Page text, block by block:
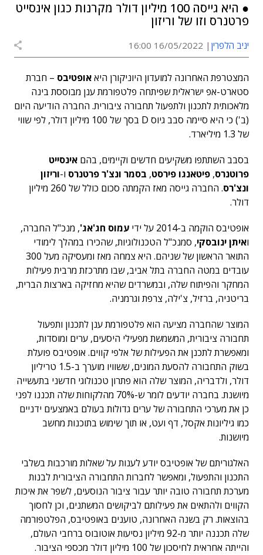
● היא גייסה 100 מיליון דולר מקרנות כגון אינסייט
פרטנרס וזו של וריזון
יניב הלפרין 16/05/2022 16:00
המצטרפת האחרונה למועדון היוניקורן היאאופטיבס – חברת
סטארט-אפ ישראלית שפיתחה פלטפורמת ענן מבוססת בינה
מלאכותית לתכנון ולתפעול תחבורה ציבורית. החברה הודיעה היום
(ב') כי היא סיימה סבב גיוס D בסך של 100 מיליון דולר, לפי שווי
של 1.3 מיליארד.
בסבב השתתפו משקיעים חדשים וקיימים, בהם אינסייט
פרוטנרס, פיטאנגו פירסט, בסמר ונצ'ר פרטנרס ו-וריזון
ונצ'רס
. החברה גייסה מאז הקמתה סכום כולל של 260 מיליון
דולר.
אופטיבס הוקמה ב-2014 על ידי
עמוס חג'אג', מנכ"ל החברה,
ואיתן ינובסקי, סמנכ"ל הטכנולוגיות, שהכירו במהלך לימודי
התואר הראשון של שניהם. היא צמחה מאז ומעסיקה מעל 300
עובדים במטה החברה בתל אביב, שבו מתרכזת מרבית פעילות
המחקר והפיתוח שלה, ובמשרדים שהיא מחזיקה בארצות הברית,
בריטניה, ברזיל, צ'ילה, צרפת וגרמניה.
המוצר שהחברה מציעה הוא פלטפורמת ענן לתכנון ותפעול
תחבורה ציבורית, המשמשת מפעילי היסעים, ערים ומוסדות,
ומאפשרת לתכנן את הפעילות של אלפי קווים. אופטיבס פועלת
בשוק התחבורה להסעת המונים, ששוויו מוערך ב-1.5 טריליון
דולר, ולדבריה, המוצר שלה הוא פתרון טכנולוגי חדשני בתעשייה
מיושנת. בחברה יודעים לומר ש-70% מהלקוחות שלה תכננו לפני
כן את מערכי התחבורה של ערים גדולות בעולם באמצעים ידניים
כמו גיליונות אקסל, דף ועט, או תוך שימוש בתוכנות מחשב
מיושנות.
האלגוריתם של אופטיבס יודע לענות על שאלות מורכבות בשלבי
התכנון והתפעול, ומאפשר לחברות התחבורה הציבורית לבנות
מערכת תחבורה טובה יותר עבור ציבור הנוסעים, לשפר את איכות
הקווים ולהתאים את פעילותם לביקושים המשתנים, וכן לחסוך
בהוצאות. רק בשנה האחרונה, טוענים באופטיבס, הפלטפורמה
שלה תכננה יותר מ-92 מיליון נסיעות אוטובוס ברחבי העולם,
והייתה אחראית לחיסכון של 100 מיליון דולר מכספי הציבור.